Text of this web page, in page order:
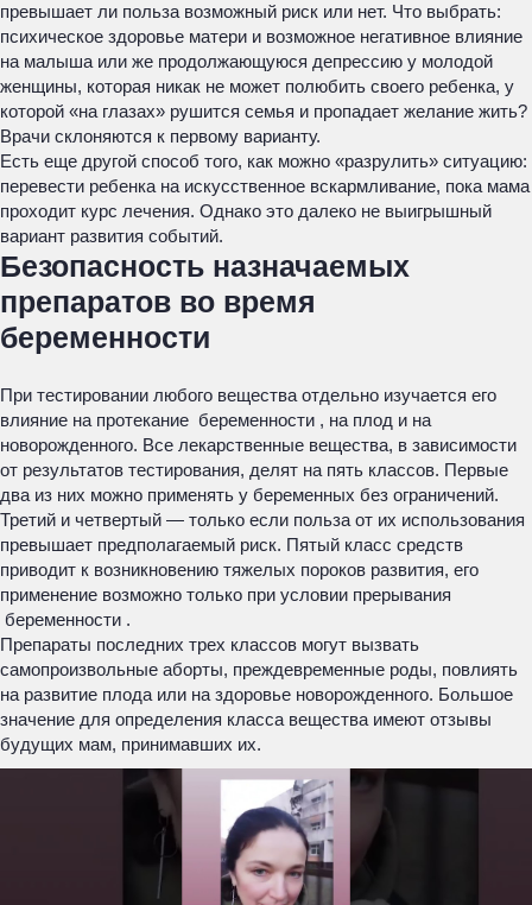
превышает ли польза возможный риск или нет. Что выбрать:
психическое здоровье матери и возможное негативное влияние
на малыша или же продолжающуюся депрессию у молодой
женщины, которая никак не может полюбить своего ребенка, у
которой «на глазах» рушится семья и пропадает желание жить?
Врачи склоняются к первому варианту.
Есть еще другой способ того, как можно «разрулить» ситуацию:
перевести ребенка на искусственное вскармливание, пока мама
проходит курс лечения. Однако это далеко не выигрышный
вариант развития событий.
Безопасность назначаемых
препаратов во время
беременности
При тестировании любого вещества отдельно изучается его
влияние на протекание беременности , на плод и на
новорожденного. Все лекарственные вещества, в зависимости
от результатов тестирования, делят на пять классов. Первые
два из них можно применять у беременных без ограничений.
Третий и четвертый — только если польза от их использования
превышает предполагаемый риск. Пятый класс средств
приводит к возникновению тяжелых пороков развития, его
применение возможно только при условии прерывания
беременности .
Препараты последних трех классов могут вызвать
самопроизвольные аборты, преждевременные роды, повлиять
на развитие плода или на здоровье новорожденного. Большое
значение для определения класса вещества имеют отзывы
будущих мам, принимавших их.